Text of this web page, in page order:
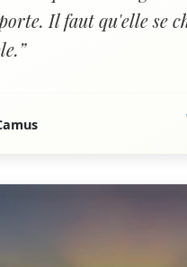
Il faut qu'elle se